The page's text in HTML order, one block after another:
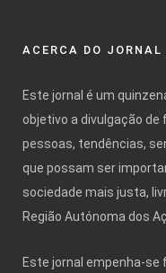
ACERCA DO JORNAL
Este jornal é um
objetivo a divulgação
pessoas, tendências,
que possam ser
sociedade mais justa,
Região Autónoma dos
Este jornal empenha-